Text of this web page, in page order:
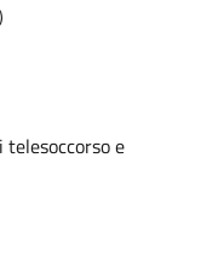
)
telesoccorso e